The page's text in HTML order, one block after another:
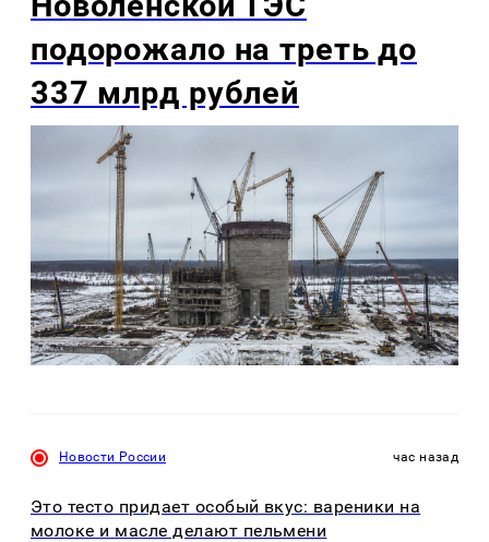
подорожало на треть до
337 млрд рублей
Новости России час назад
Это тесто придает особый вкус: вареники на
молоке и масле делают пельмени